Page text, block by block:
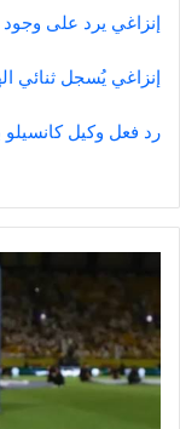
إنزاغي يرد على
إنزاغي يُسجل ثنائي
رد فعل وكيل
الميركاتو
الصيفي
في
الدوري